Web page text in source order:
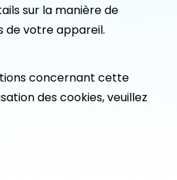
sur la manière de
de votre appareil.
concernant cette
des cookies, veuillez